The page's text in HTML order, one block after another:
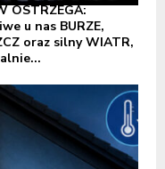
OSTRZEGA:
u nas BURZE,
oraz silny WIATR,